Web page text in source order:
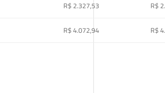
R$ 2.327,53
R$
R$ 4.072,94 R$